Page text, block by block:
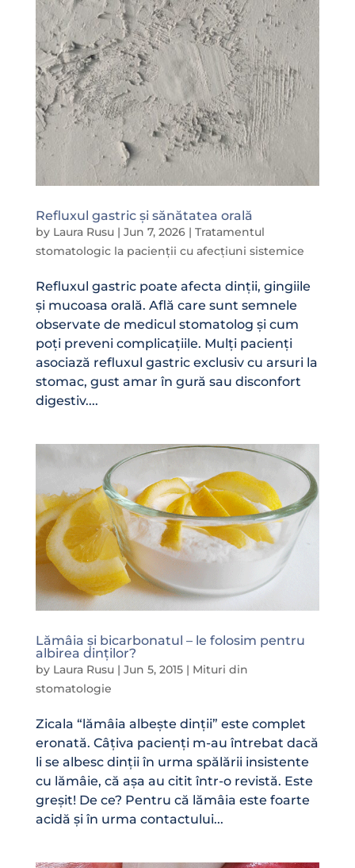
Refluxul gastric și sănătatea orală
by Laura Rusu| Jun 7, 2026| Tratamentul
stomatologic la pacienții cu afecțiuni sistemice
Refluxul gastric poate afecta dinții, gingiile
și mucoasa orală. Află care sunt semnele
observate de medicul stomatolog și cum
poți preveni complicațiile. Mulți pacienți
asociază refluxul gastric exclusiv cu arsuri la
stomac, gust amar în gură sau disconfort
digestiv....
Lămâia și bicarbonatul – le folosim pentru
albirea dinților?
by Laura Rusu| Jun 5, 2015| Mituri din
stomatologie
Zicala “lămâia albește dinții” este complet
eronată. Câțiva pacienți m-au întrebat dacă
li se albesc dinții în urma spălării insistente
cu lămâie, că așa au citit într-o revistă. Este
greșit! De ce? Pentru că lămâia este foarte
acidă și în urma contactului...